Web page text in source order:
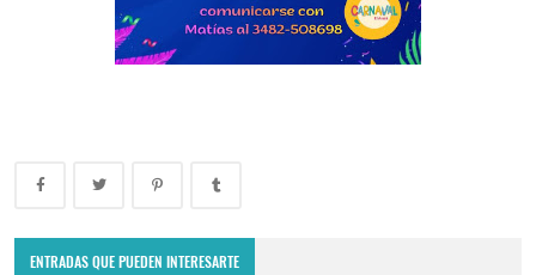
ENTRADAS QUE PUEDEN INTERESARTEraviolada del año